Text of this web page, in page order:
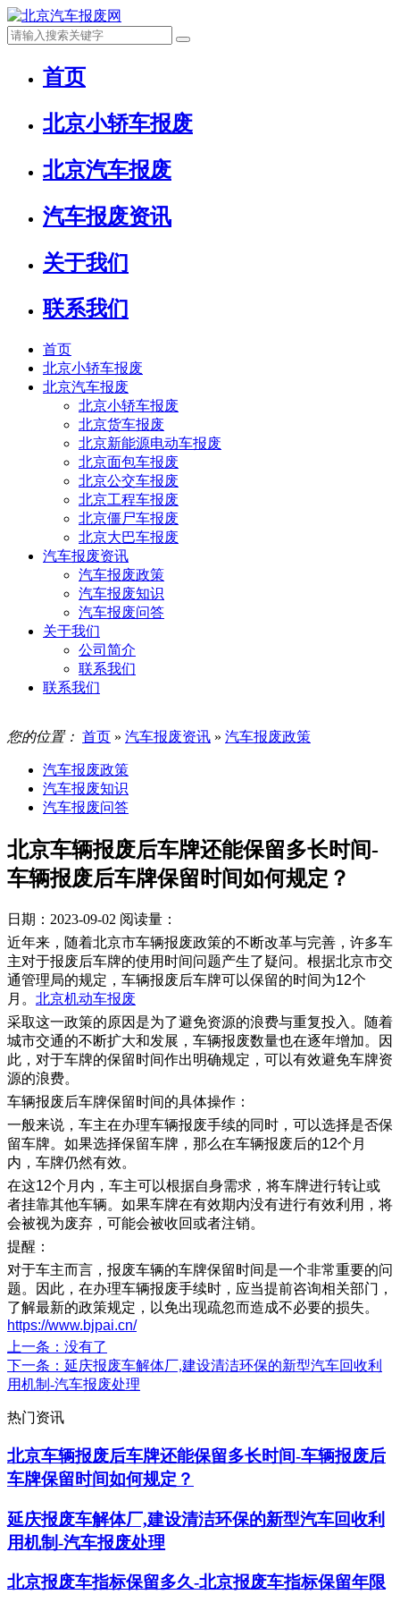
首页
北京小轿车报废
北京汽车报废
汽车报废资讯
关于我们
联系我们
首页
北京小轿车报废
北京汽车报废
北京小轿车报废
北京货车报废
北京新能源电动车报废
北京面包车报废
北京公交车报废
北京工程车报废
北京僵尸车报废
北京大巴车报废
汽车报废资讯
汽车报废政策
汽车报废知识
汽车报废问答
关于我们
公司简介
联系我们
联系我们
您的位置： 首页 » 汽车报废资讯 » 汽车报废政策
汽车报废政策
汽车报废知识
汽车报废问答
北京车辆报废后车牌还能保留多长时间-
车辆报废后车牌保留时间如何规定？
日期：2023-09-02 阅读量：
近年来，随着北京市车辆报废政策的不断改革与完善，许多车
主对于报废后车牌的使用时间问题产生了疑问。根据北京市交
通管理局的规定，车辆报废后车牌可以保留的时间为12个
月。 北京机动车报废
采取这一政策的原因是为了避免资源的浪费与重复投入。随着
城市交通的不断扩大和发展，车辆报废数量也在逐年增加。因
此，对于车牌的保留时间作出明确规定，可以有效避免车牌资
源的浪费。
车辆报废后车牌保留时间的具体操作：
一般来说，车主在办理车辆报废手续的同时，可以选择是否保
留车牌。如果选择保留车牌，那么在车辆报废后的12个月
内，车牌仍然有效。
在这12个月内，车主可以根据自身需求，将车牌进行转让或
者挂靠其他车辆。如果车牌在有效期内没有进行有效利用，将
会被视为废弃，可能会被收回或者注销。
提醒：
对于车主而言，报废车辆的车牌保留时间是一个非常重要的问
题。因此，在办理车辆报废手续时，应当提前咨询相关部门，
了解最新的政策规定，以免出现疏忽而造成不必要的损失。
https://www.bjpai.cn/
上一条 ：没有了
下一条 ：延庆报废车解体厂,建设清洁环保的新型汽车回收利
用机制-汽车报废处理
热门资讯
北京车辆报废后车牌还能保留多长时间-车辆报废后
车牌保留时间如何规定？
延庆报废车解体厂,建设清洁环保的新型汽车回收利
用机制-汽车报废处理
北京报废车指标保留多久-北京报废车指标保留年限